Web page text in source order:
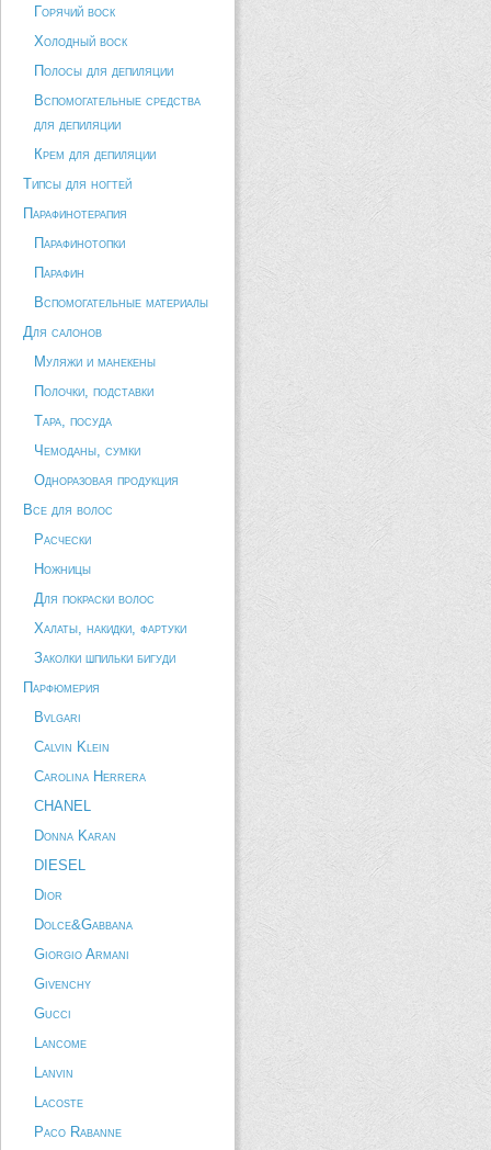
Горячий воск
Холодный воск
Полосы для депиляции
Вспомогательные средства
для депиляции
Крем для депиляции
Типсы для ногтей
Парафинотерапия
Парафинотопки
Парафин
Вспомогательные материалы
Для салонов
Муляжи и манекены
Полочки, подставки
Тара, посуда
Чемоданы, сумки
Одноразовая продукция
Все для волос
Расчески
Ножницы
Для покраски волос
Халаты, накидки, фартуки
Заколки шпильки бигуди
Парфюмерия
Bvlgari
Calvin Klein
Carolina Herrera
CHANEL
Donna Karan
DIESEL
Dior
Dolce&Gabbana
Giorgio Armani
Givenchy
Gucci
Lancome
Lanvin
Lacoste
Paco Rabanne